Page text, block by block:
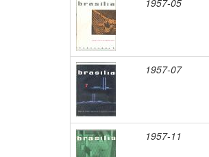
1957-05
1957-07
1957-11